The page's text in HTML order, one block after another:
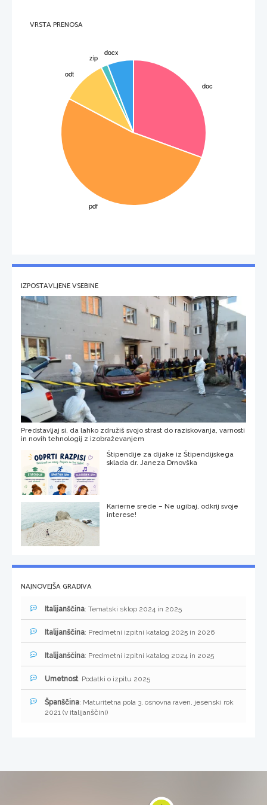
VRSTA PRENOSA
IZPOSTAVLJENE VSEBINE
Predstavljaj si, da lahko združiš svojo strast do raziskovanja, varnosti
in novih tehnologij z izobraževanjem
Štipendije za dijake iz Štipendijskega
sklada dr. Janeza Drnovška
Karierne srede – Ne ugibaj, odkrij svoje
interese!
NAJNOVEJŠA GRADIVA
Italijanščina: Tematski sklop 2024 in 2025
Italijanščina: Predmetni izpitni katalog 2025 in 2026
Italijanščina: Predmetni izpitni katalog 2024 in 2025
Umetnost: Podatki o izpitu 2025
Španščina: Maturitetna pola 3, osnovna raven, jesenski rok
2021 (v italijanščini)